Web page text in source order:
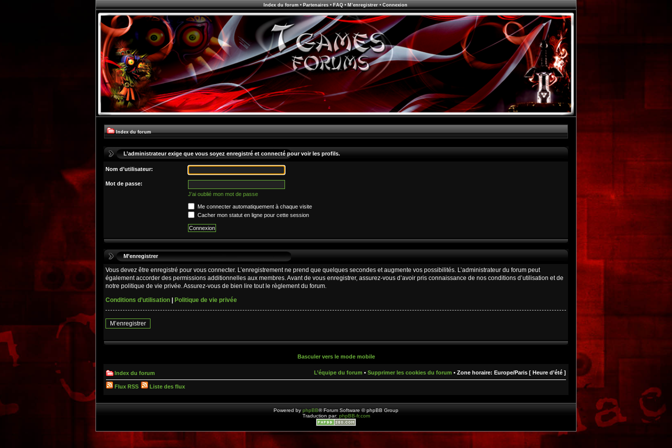
Index du forum• Partenaires• FAQ• M’enregistrer• Connexion
Index du forum
L’administrateur exige que vous soyez enregistré et connecté pour voir les profils.
Nom d’utilisateur:
Mot de passe:
J’ai oublié mon mot de passe
Me connecter automatiquement à chaque visite
Cacher mon statut en ligne pour cette session
M’enregistrer
Vous devez être enregistré pour vous connecter. L’enregistrement ne prend que quelques secondes et augmente vos possibilités. L’administrateur du forum peut
également accorder des permissions additionnelles aux membres. Avant de vous enregistrer, assurez-vous d’avoir pris connaissance de nos conditions d’utilisation et de
notre politique de vie privée. Assurez-vous de bien lire tout le règlement du forum.
Conditions d’utilisation
Politique de vie privée
M’enregistrer
Basculer vers le mode mobile
Index du forum L’équipe du forum • Supprimer les cookies du forum • Zone horaire: Europe/Paris [ Heure d’été ]
Flux RSS Liste des flux
Powered by phpBB® Forum Software © phpBB Group
Traduction par: phpBB-fr.com